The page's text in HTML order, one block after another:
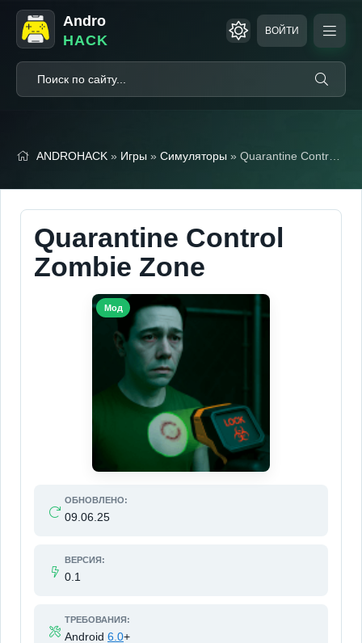
Andro
HACK
ВОЙТИ
ANDROHACK » Игры » Симуляторы » Quarantine Control Zombie Zone (Мод, Без рекламы)
Quarantine Control
Zombie Zone
ОБНОВЛЕНО:
09.06.25
ВЕРСИЯ:
0.1
ТРЕБОВАНИЯ:
Android 6.0+
Мод